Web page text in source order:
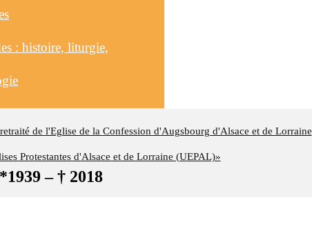
de l'Eglise de la Confession d'Augsbourg d'Alsace et de Lorraine
Protestantes d'Alsace et de Lorraine (UEPAL)»
*1939 – † 2018
: histoire, liturgie,